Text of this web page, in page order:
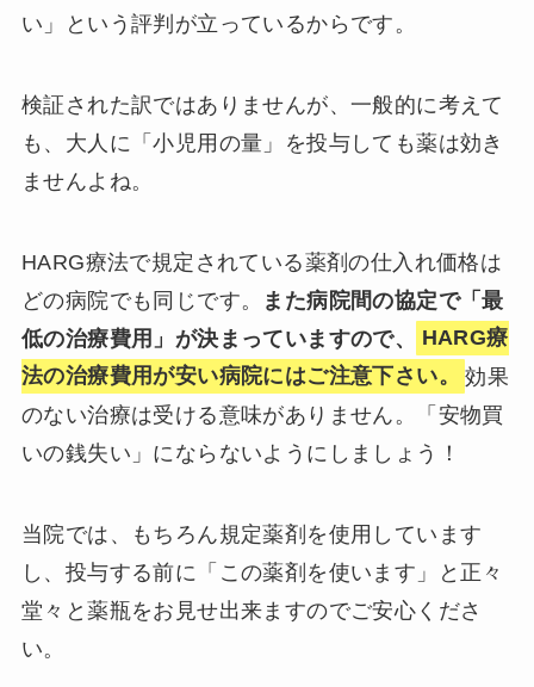
い」という評判が立っているからです。
検証された訳ではありませんが、一般的に考えて
も、大人に「小児用の量」を投与しても薬は効き
ませんよね。
HARG療法で規定されている薬剤の仕入れ価格は
どの病院でも同じです。
また病院間の協定で「最
低の治療費用」が決まっていますので、
HARG療
法の治療費用が安い病院にはご注意下さい。
効果
のない治療は受ける意味がありません。「安物買
いの銭失い」にならないようにしましょう！
当院では、もちろん規定薬剤を使用しています
し、投与する前に「この薬剤を使います」と正々
堂々と薬瓶をお見せ出来ますのでご安心くださ
い。